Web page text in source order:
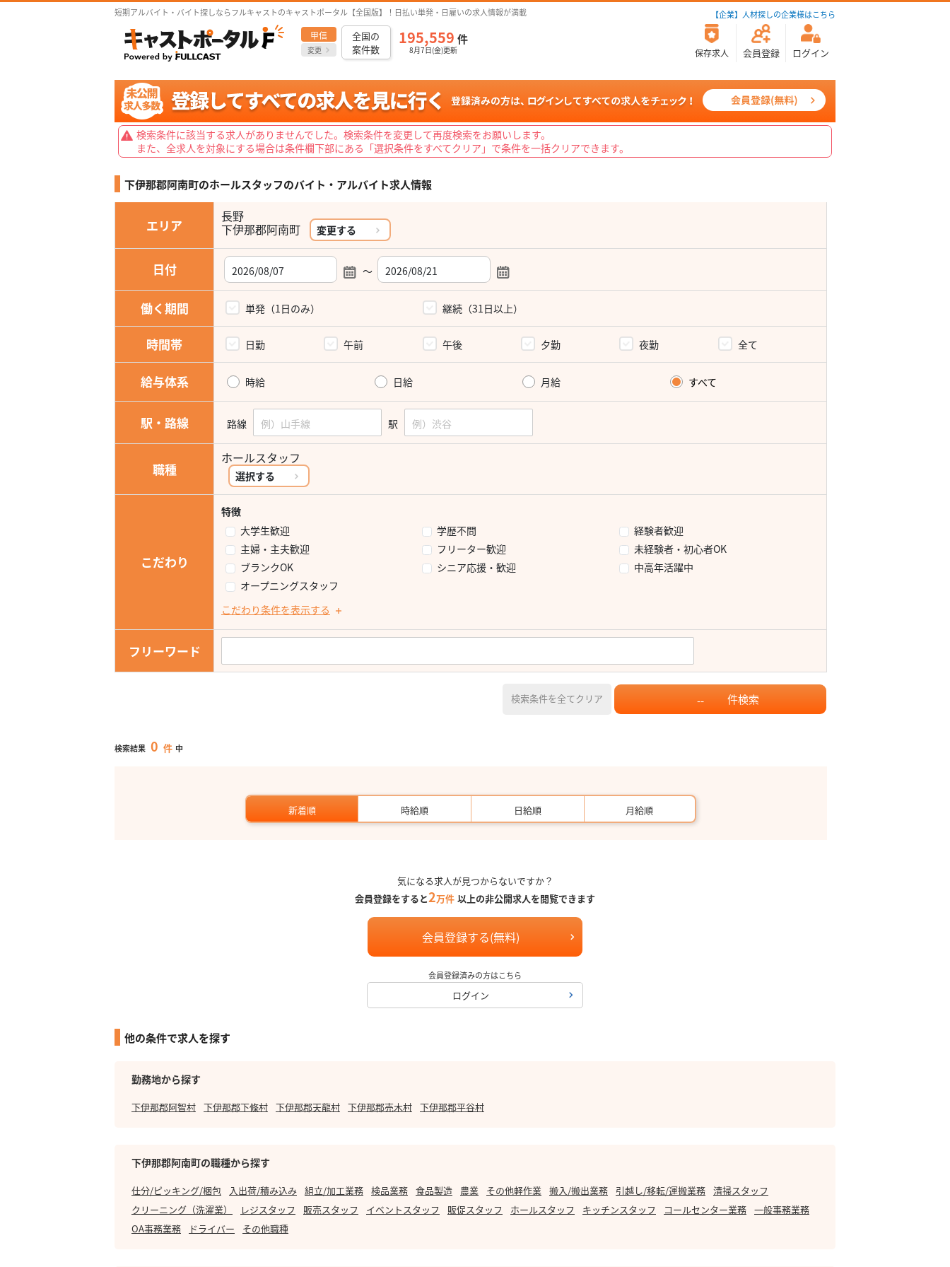
短期アルバイト・バイト探しならフルキャストのキャストポータル【全国版】！日払い単発・日雇いの求人情報が満載 【企業】人材探しの企業様はこちら
甲信
変更
全国の
案件数
195,559 件
8月7日(金)更新 保存求人 会員登録 ログイン
検索条件に該当する求人がありませんでした。検索条件を変更して再度検索をお願いします。
また、全求人を対象にする場合は条件欄下部にある「選択条件をすべてクリア」で条件を一括クリアできます。
下伊那郡阿南町のホールスタッフのバイト・アルバイト求人情報
エリア
長野
下伊那郡阿南町 変更する
日付 ～
働く期間 単発（1日のみ） 継続（31日以上）
時間帯 日勤 午前 午後 夕勤 夜勤 全て
給与体系 時給 日給 月給 すべて
駅・路線 路線 駅
職種
ホールスタッフ
選択する
こだわり
特徴
大学生歓迎
学歴不問
経験者歓迎
主婦・主夫歓迎
フリーター歓迎
未経験者・初心者OK
ブランクOK
シニア応援・歓迎
中高年活躍中
オープニングスタッフ
こだわり条件を表示する
フリーワード
検索条件を全てクリア -- 件検索
検索結果 0 件 中
新着順 時給順 日給順 月給順
気になる求人が見つからないですか？
会員登録をすると2万件 以上の非公開求人を閲覧できます
会員登録する(無料)
会員登録済みの方はこちら
ログイン
他の条件で求人を探す
勤務地から探す
下伊那郡阿智村 下伊那郡下條村 下伊那郡天龍村 下伊那郡売木村 下伊那郡平谷村
下伊那郡阿南町の職種から探す
仕分/ピッキング/梱包 入出荷/積み込み 組立/加工業務 検品業務 食品製造 農業 その他軽作業 搬入/搬出業務 引越し/移転/運搬業務 清掃スタッフ
クリーニング（洗濯業）
レジスタッフ 販売スタッフ イベントスタッフ 販促スタッフ ホールスタッフ キッチンスタッフ コールセンター業務 一般事務業務
OA事務業務
ドライバー その他職種